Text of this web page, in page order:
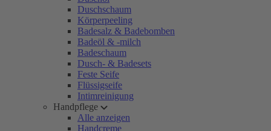
Duschschaum
Körperpeeling
Badesalz & Badebomben
Badeöl & -milch
Badeschaum
Dusch- & Badesets
Feste Seife
Flüssigseife
Intimreinigung
Handpflege
Alle anzeigen
Handcreme